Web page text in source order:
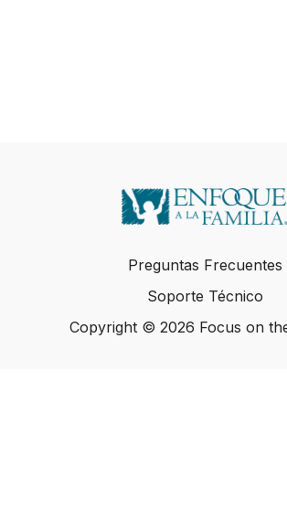
Preguntas Frecuentes
Soporte Técnico
Copyright © 2026 Focus on